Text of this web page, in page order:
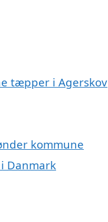
tæpper i Agerskov
kommune
Danmark